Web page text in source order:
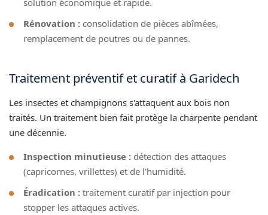
Rénovation : consolidation de pièces abîmées,
remplacement de poutres ou de pannes.
Traitement préventif et curatif à Garidech
Les insectes et champignons s'attaquent aux bois non
traités. Un traitement bien fait protège la charpente pendant
une décennie.
Inspection minutieuse : détection des attaques
(capricornes, vrillettes) et de l'humidité.
Éradication : traitement curatif par injection pour
stopper les attaques actives.